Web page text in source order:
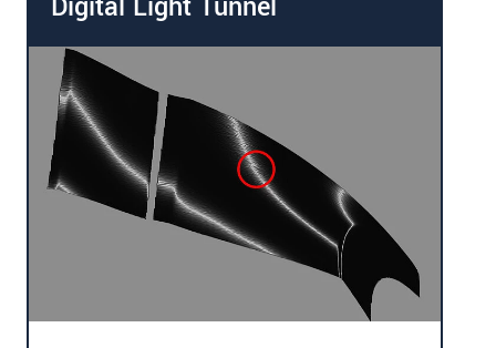
Digital Light Tunnel